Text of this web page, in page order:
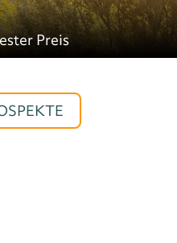
Preis